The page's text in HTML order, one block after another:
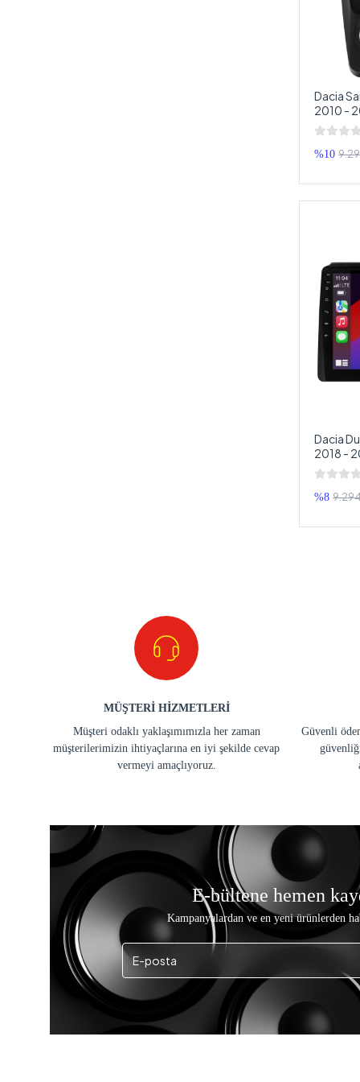
Dacia
2010 -
Double
%10
Dacia
2018 -
Double
%8
MÜŞTERİ HİZMETLERİ
Müşteri odaklı yaklaşımımızla her zaman
müşterilerimizin ihtiyaçlarına en iyi şekilde cevap
vermeyi amaçlıyoruz.
Güvenli
E-bültene hemen
Kampanyalardan ve en yeni ürünlerden